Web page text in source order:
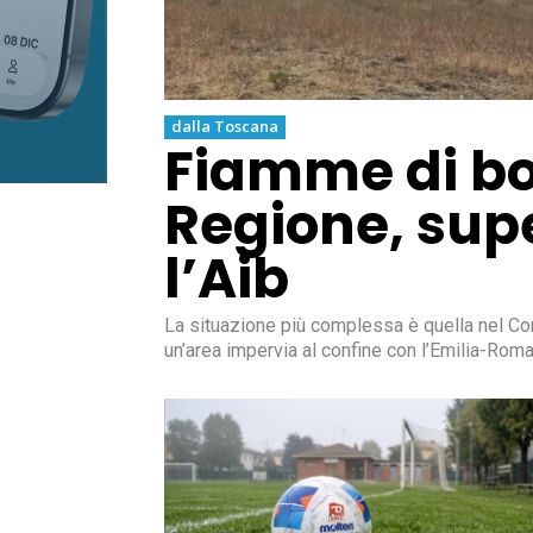
dalla Toscana
Fiamme di
Regione,
l’Aib
La situazione più complessa è quella nel
un’area impervia al confine con l’Emilia-